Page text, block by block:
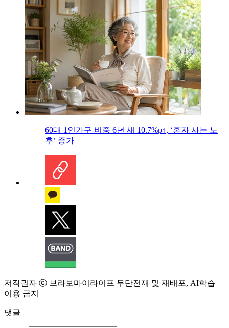
60대 1인가구 비중 6년 새 10.7%p↑, ‘혼자 사는 노
후’ 증가
저작권자 ⓒ 브라보마이라이프 무단전재 및 재배포, AI학습
이용 금지
댓글